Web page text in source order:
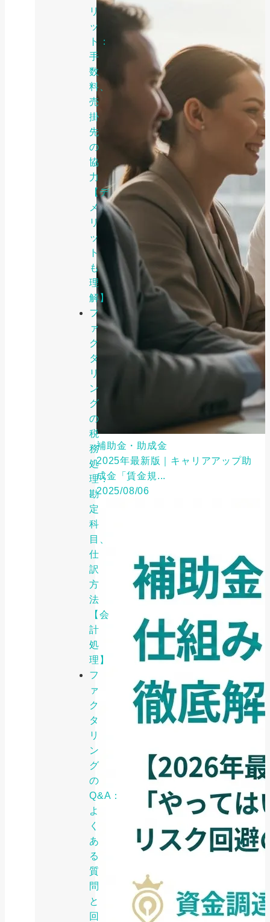
リ
ッ
ト：
手
数
料、
売
掛
先
の
協
力
【デ
メ
リ
ッ
ト
も
理
解】
フ
ァ
ク
タ
リ
ン
グ
の
税
務
処
理：
勘
定
科
目、
仕
訳
方
法
【会
計
処
理】
フ
ァ
ク
タ
リ
ン
グ
の
Q&A：
よ
く
あ
る
質
問
と
回
補助金・助成金
2025年最新版｜キャリアアップ助
成金「賃金規...
2025/08/06